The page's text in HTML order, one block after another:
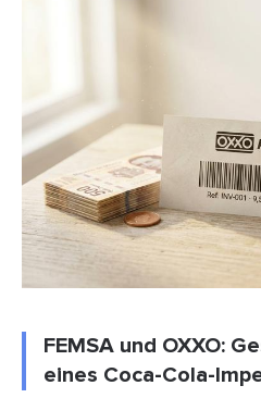
FEMSA und OXXO:
eines Coca-Cola-